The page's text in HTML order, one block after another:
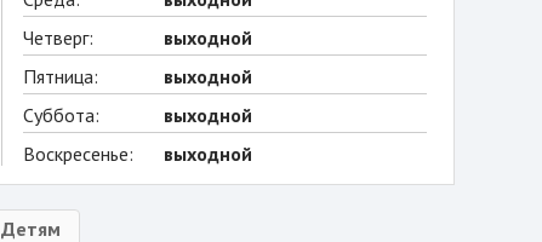
Четверг:
выходной
Пятница:
выходной
Суббота:
выходной
Воскресенье:
выходной
Детям